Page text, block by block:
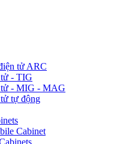
tử ARC
- TIG
tử - MIG - MAG
tự động
Cabinet